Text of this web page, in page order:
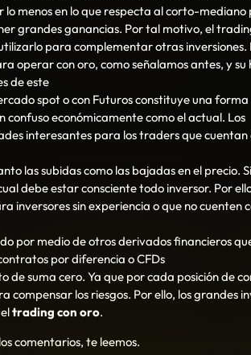
menos en lo que respecta al corto-mediano
grandes ganancias. Por tal motivo, el
para complementar otras inversiones.
operar con oro, como señalamos antes, y su
de este
spot o con Futuros constituye una forma
económicamente como el actual. Los
interesantes para los traders que cuentan
las subidas como las bajadas en el precio.
debe estar consciente todo inversor. Por
inversores sin experiencia o que no cuenten
por medio de otros derivados financieros
por diferencia o CFDs
suma cero. Ya que por cada posición de
los riesgos. Por ello, los grandes
trading con oro.
comentarios, te leemos.